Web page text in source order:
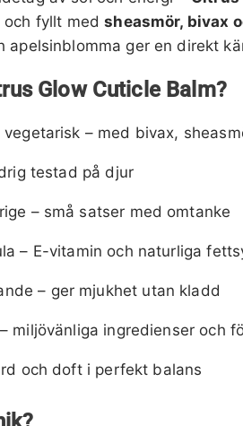
och fyllt medsheasmör, bivax
apelsinblomma ger en direkt
Glow Cuticle Balm?
vegetarisk – med bivax,
testad på djur
– små satser med omtanke
– E-vitamin och naturliga
– ger mjukhet utan kladd
miljövänliga ingredienser och
och doft i perfekt balans